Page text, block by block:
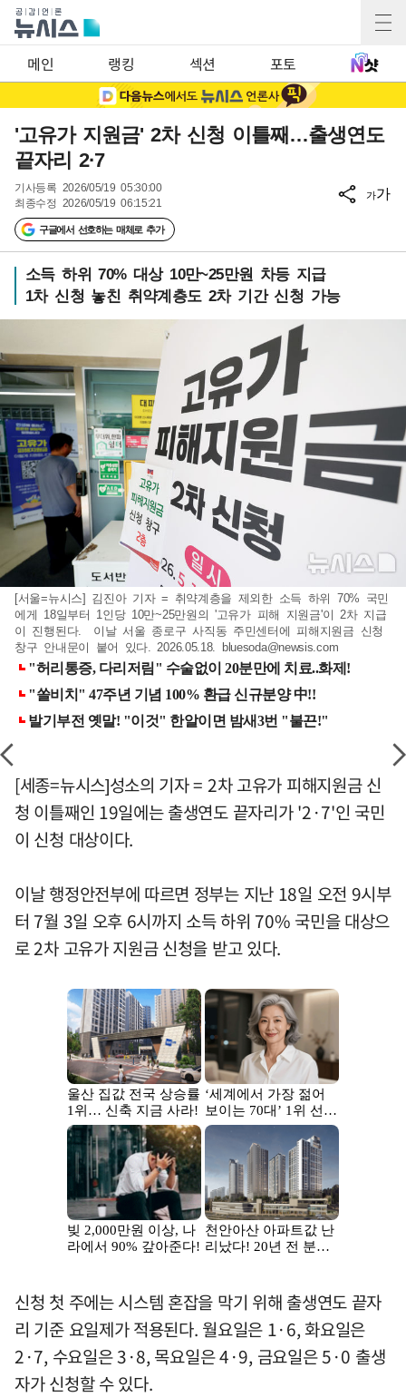
메인 랭킹 섹션 포토
'고유가 지원금' 2차 신청 이틀째…출생연도
끝자리 2·7
기사등록 2026/05/19 05:30:00
최종수정 2026/05/19 06:15:21
구글에서 선호하는 매체로 추가
가가
소득 하위 70% 대상 10만~25만원 차등 지급
1차 신청 놓친 취약계층도 2차 기간 신청 가능
[서울=뉴시스] 김진아 기자 = 취약계층을 제외한 소득 하위 70% 국민
에게 18일부터 1인당 10만~25만원의 '고유가 피해 지원금'이 2차 지급
이 진행된다. 이날 서울 종로구 사직동 주민센터에 피해지원금 신청
창구 안내문이 붙어 있다. 2026.05.18.
bluesoda@newsis.com
[세종=뉴시스]성소의 기자 = 2차 고유가 피해지원금 신
청 이틀째인 19일에는 출생연도 끝자리가 '2·7'인 국민
이 신청 대상이다.
이날 행정안전부에 따르면 정부는 지난 18일 오전 9시부
터 7월 3일 오후 6시까지 소득 하위 70% 국민을 대상으
로 2차 고유가 지원금 신청을 받고 있다.
신청 첫 주에는 시스템 혼잡을 막기 위해 출생연도 끝자
리 기준 요일제가 적용된다. 월요일은 1·6, 화요일은
2·7, 수요일은 3·8, 목요일은 4·9, 금요일은 5·0 출생
자가 신청할 수 있다.